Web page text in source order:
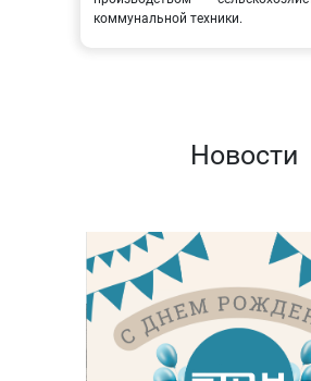
коммунальной техники.
Новости